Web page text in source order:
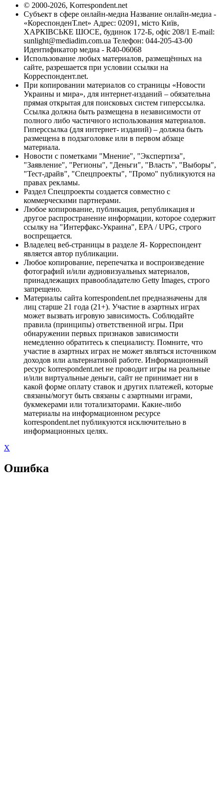
© 2000-2026, Korrespondent.net
Субъект в сфере онлайн-медиа Название онлайн-медиа -
«КореспонденТ.net» Адрес: 02091, місто Київ,
ХАРКІВСЬКЕ ШОСЕ, будинок 172-Б, офіс 208/1 E-mail:
sunlight@mediadim.com.ua Телефон: 044-205-43-00
Идентификатор медиа - R40-06068
Использование любых материалов, размещённых на
сайте, разрешается при условии ссылки на
Корреспондент.net.
При копировании материалов со страницы «Новости
Украины и мира», для интернет-изданий – обязательна
прямая открытая для поисковых систем гиперссылка.
Ссылка должна быть размещена в независимости от
полного либо частичного использования материалов.
Гиперссылка (для интернет- изданий) – должна быть
размещена в подзаголовке или в первом абзаце
материала.
Новости с пометками "Мнение", "Экспертиза",
"Заявление", "Регионы", "Деньги", "Власть", "Выборы",
"Тест-драйв", "Спецпроекты", "Промо" публикуются на
правах рекламы.
Раздел Спецпроекты создается совместно с
коммерческими партнерами.
Любое копирование, публикация, републикация и
другое распространение информации, которое содержит
ссылку на "Интерфакс-Украина", EPA / UPG, строго
воспрещается.
Владелец веб-страницы в разделе Я- Корреспондент
является автор публикации.
Любое копирование, перепечатка и воспроизведение
фотографий и/или аудиовизуальных материалов,
принадлежащих правообладателю Getty Images, строго
запрещено.
Материалы сайта korrespondent.net предназначены для
лиц старше 21 года (21+). Участие в азартных играх
может вызвать игровую зависимость. Соблюдайте
правила (принципы) ответственной игры. При
обнаружении первых признаков зависимости
немедленно обратитесь к специалисту. Помните, что
участие в азартных играх не может являться источником
доходов или альтернативой работе. Информационный
ресурс korrespondent.net не проводит игры на реальные
и/или виртуальные деньги, сайт не принимает ни в
какой форме оплату ставок и других платежей, которые
связаны/могут быть связаны с азартными играми,
букмекерами или тотализаторами. Какие-либо
материалы на информационном ресурсе
korrespondent.net публикуются исключительно в
информационных целях.
X
Ошибка